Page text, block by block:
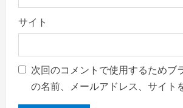
サイト
次回のコメントで使用するためブ
の名前、メールアドレス、サイト